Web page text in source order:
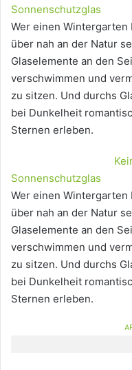
Sonnenschutzglas
Wer einen Wintergarten
über nah an der Natur
Glaselemente an den
verschwimmen und
zu sitzen. Und durchs
bei Dunkelheit
Sternen erleben.
Sonnenschutzglas
Wer einen Wintergarten
über nah an der Natur
Glaselemente an den
verschwimmen und
zu sitzen. Und durchs
bei Dunkelheit
Sternen erleben.